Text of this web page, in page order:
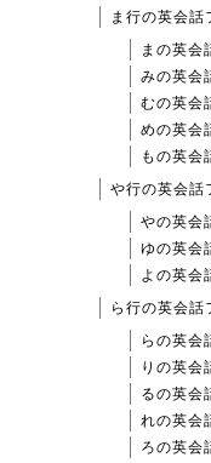
ま行の英会話
まの英会
みの英会
むの英会
めの英会
もの英会
や行の英会話
やの英会
ゆの英会
よの英会
ら行の英会話
らの英会
りの英会
るの英会
れの英会
ろの英会